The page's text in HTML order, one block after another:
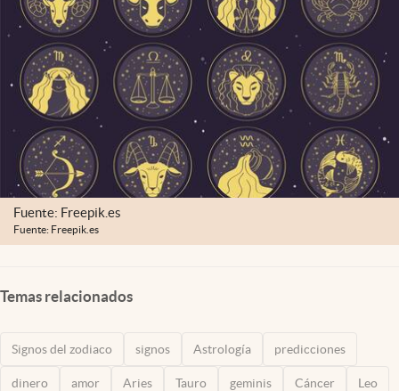
Fuente: Freepik.es
Fuente: Freepik.es
Temas relacionados
Signos del zodiaco signos Astrología predicciones
dinero amor Aries Tauro geminis Cáncer Leo